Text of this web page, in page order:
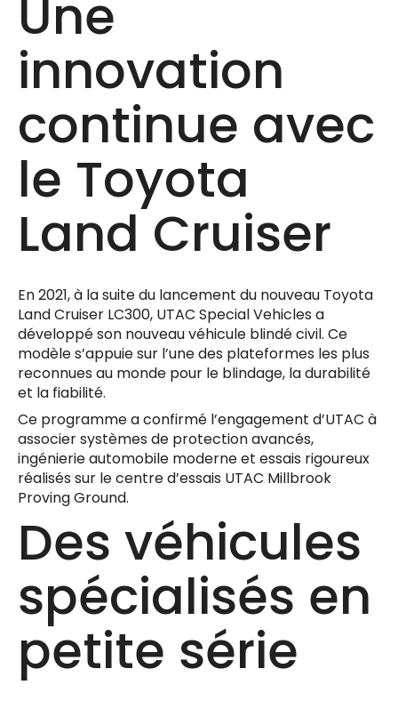
Une
innovation
continue avec
le Toyota
Land Cruiser
En 2021, à la suite du lancement du nouveau Toyota
Land Cruiser LC300, UTAC Special Vehicles a
développé son nouveau véhicule blindé civil. Ce
modèle s’appuie sur l’une des plateformes les plus
reconnues au monde pour le blindage, la durabilité
et la fiabilité.
Ce programme a confirmé l’engagement d’UTAC à
associer systèmes de protection avancés,
ingénierie automobile moderne et essais rigoureux
réalisés sur le centre d’essais UTAC Millbrook
Proving Ground.
Des véhicules
spécialisés en
petite série